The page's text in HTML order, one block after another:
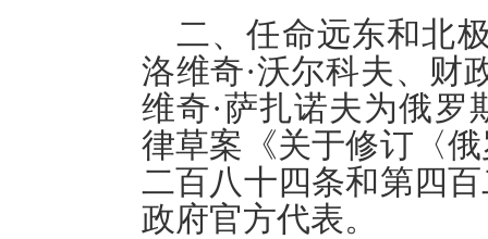
二、任命远东和北
洛维奇·沃尔科夫、 财
维奇·萨扎诺夫为俄罗
律草案《关于修订〈
二百八十四条和第四
政府官方代表。